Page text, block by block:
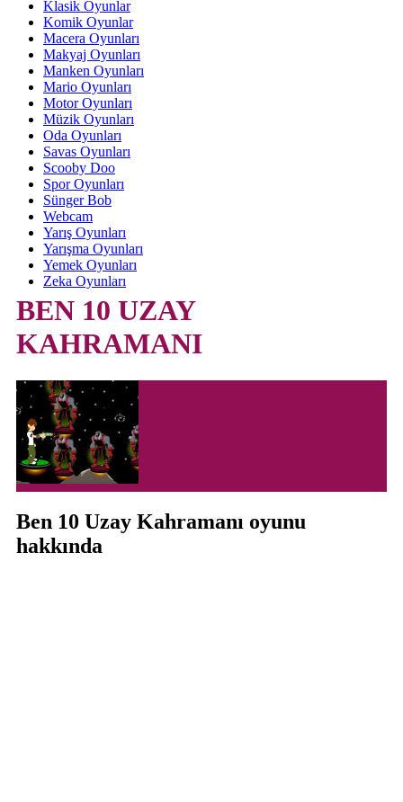
Klasik Oyunlar
Komik Oyunlar
Macera Oyunları
Makyaj Oyunları
Manken Oyunları
Mario Oyunları
Motor Oyunları
Müzik Oyunları
Oda Oyunları
Savas Oyunları
Scooby Doo
Spor Oyunları
Sünger Bob
Webcam
Yarış Oyunları
Yarışma Oyunları
Yemek Oyunları
Zeka Oyunları
BEN 10 UZAY
KAHRAMANI
Ben 10 Uzay Kahramanı oyunu
hakkında